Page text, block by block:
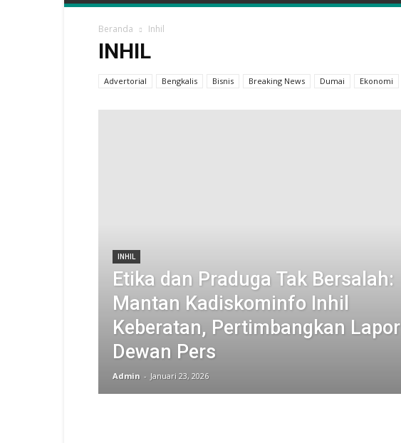
Beranda Inhil
INHIL
Advertorial Bengkalis Bisnis Breaking News Dumai Ekonomi
INHIL
Etika dan Praduga Tak Bersalah:
Mantan Kadiskominfo Inhil
Keberatan, Pertimbangkan Lapor
Dewan Pers
Admin - Januari 23, 2026